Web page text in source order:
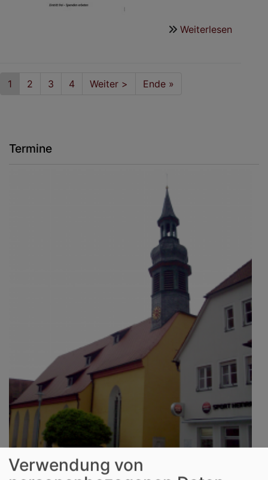
Weiterlesen
Seitennummerierung
Aktuelle
1 Seite
2 Seite
3 Seite
4
Nächste
Weiter >
Last
Ende »
Termine
Verwendung von